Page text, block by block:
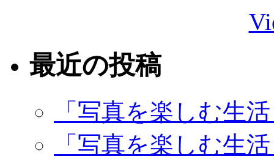
最近の投稿
「写真を楽しむ生
「写真を楽しむ生